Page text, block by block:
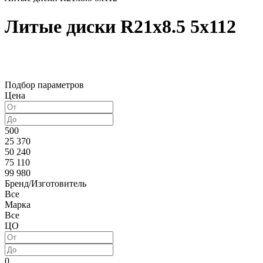
Литые диски R21x8.5 5x112
Подбор параметров
Цена
500
25 370
50 240
75 110
99 980
Бренд/Изготовитель
Все
Марка
Все
ЦО
0